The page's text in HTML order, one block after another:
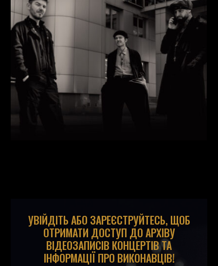
Виконавці: Павло Литвиненко (Рояль,) /Денис
Дудко (Бас, Олександр Люлякін (Барабани,) /
УВІЙДІТЬ АБО ЗАРЕЄСТРУЙТЕСЬ, ЩОБ
ОТРИМАТИ ДОСТУП ДО АРХІВУ
ВІДЕОЗАПИСІВ КОНЦЕРТІВ ТА
ІНФОРМАЦІЇ ПРО ВИКОНАВЦІВ!